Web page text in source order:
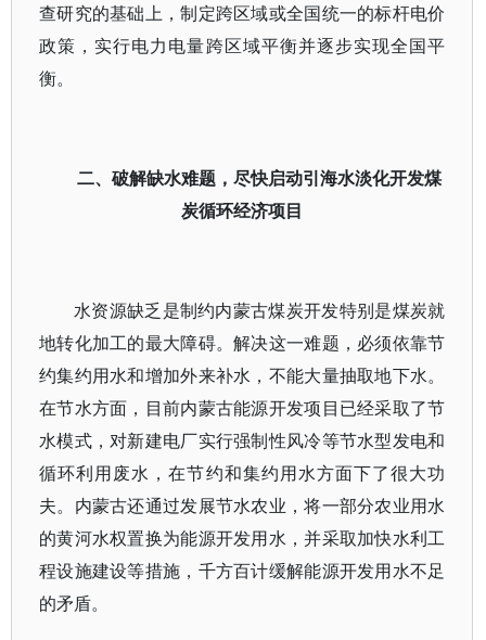
查研究的基础上，制定跨区域或全国统一的标杆电价
政策，实行电力电量跨区域平衡并逐步实现全国平
衡。
二、破解缺水难题，尽快启动引海水淡化开发煤
炭循环经济项目
水资源缺乏是制约内蒙古煤炭开发特别是煤炭就
地转化加工的最大障碍。解决这一难题，必须依靠节
约集约用水和增加外来补水，不能大量抽取地下水。
在节水方面，目前内蒙古能源开发项目已经采取了节
水模式，对新建电厂实行强制性风冷等节水型发电和
循环利用废水，在节约和集约用水方面下了很大功
夫。内蒙古还通过发展节水农业，将一部分农业用水
的黄河水权置换为能源开发用水，并采取加快水利工
程设施建设等措施，千方百计缓解能源开发用水不足
的矛盾。